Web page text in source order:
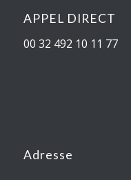
APPEL DIRECT
00 32 492 10 11 77
Adresse